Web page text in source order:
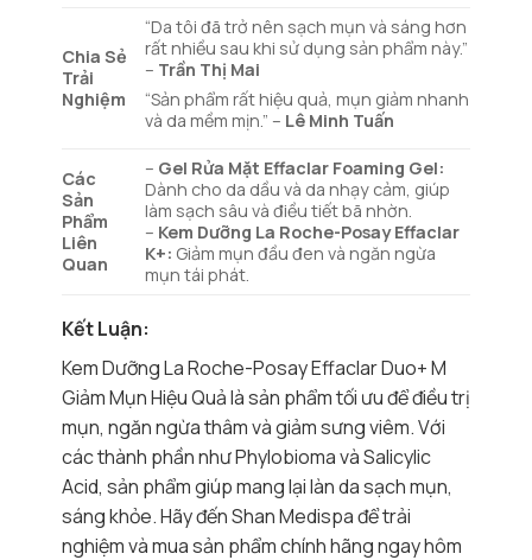
Chia Sẻ
Trải
Nghiệm
“Da tôi đã trở nên sạch mụn và sáng hơn
rất nhiều sau khi sử dụng sản phẩm này.”
– Trần Thị Mai
“Sản phẩm rất hiệu quả, mụn giảm nhanh
và da mềm mịn.” – Lê Minh Tuấn
Các
Sản
Phẩm
Liên
Quan
– Gel Rửa Mặt Effaclar Foaming Gel:
Dành cho da dầu và da nhạy cảm, giúp
làm sạch sâu và điều tiết bã nhờn.
– Kem Dưỡng La Roche-Posay Effaclar
K+: Giảm mụn đầu đen và ngăn ngừa
mụn tái phát.
Kết Luận:
Kem Dưỡng La Roche-Posay Effaclar Duo+ M
Giảm Mụn Hiệu Quả là sản phẩm tối ưu để điều trị
mụn, ngăn ngừa thâm và giảm sưng viêm. Với
các thành phần như Phylobioma và Salicylic
Acid, sản phẩm giúp mang lại làn da sạch mụn,
sáng khỏe. Hãy đến Shan Medispa để trải
nghiệm và mua sản phẩm chính hãng ngay hôm